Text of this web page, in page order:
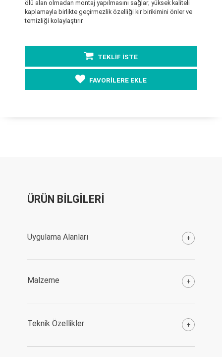
ölü alan olmadan montaj yapılmasını sağlar; yüksek kaliteli
kaplamayla birlikte geçirmezlik özelliği kir birikimini önler ve
temizliği kolaylaştırır.
TEKLİF İSTE
FAVORİLERE EKLE
ÜRÜN BİLGİLERİ
Uygulama Alanları +
Malzeme +
Teknik Özellikler +